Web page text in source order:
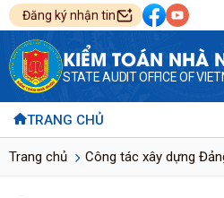
Đăng ký nhận tin
KIỂM TOÁN NHÀ
STATE AUDIT OFFICE OF
TRANG CHỦ
Trang chủ Công tác xây dựng